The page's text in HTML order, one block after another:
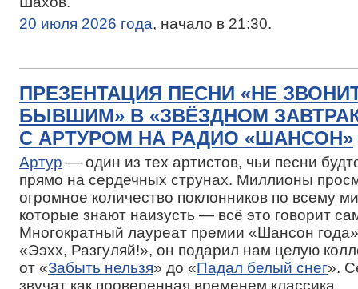
20 июля 2026 года, начало в 21:30.
ПРЕЗЕНТАЦИЯ ПЕСНИ «НЕ
БЫВШИМ» В «ЗВЁЗДНОМ
С АРТУРОМ НА РАДИО «ШАНСОН»
Артур — один из тех артистов, чьи песни
прямо на сердечных струнах. Миллионы
огромное количество поклонников по всему
которые знают наизусть — всё это говорит
Многократный лауреат премии «Шансон
«Ээхх, Разгуляй!», он подарил нам целую
от «Забыть нельзя» до «Падал белый снег».
звучат как проверенная временем классика.